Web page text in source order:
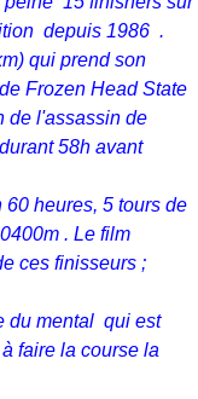
depuis 1986 .
qui prend son
Frozen Head State
de l'assassin de
58h avant
heures, 5 tours de
. Le film
ces finisseurs ;
du mental qui est
faire la course la